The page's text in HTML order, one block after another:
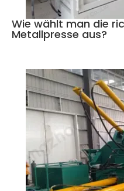
Wie wählt man die
Metallpresse aus?